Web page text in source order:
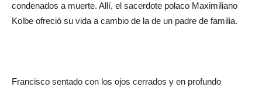
condenados a muerte. Allí, el sacerdote polaco Maximiliano
Kolbe ofreció su vida a cambio de la de un padre de familia.
Francisco sentado con los ojos cerrados y en profundo